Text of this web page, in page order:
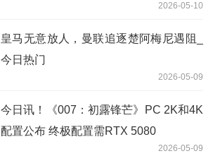
2026-05-10
皇马无意放人，曼联追逐楚阿梅尼遇阻_
今日热门
2026-05-09
今日讯！《007：初露锋芒》PC 2K和4K
配置公布 终极配置需RTX 5080
2026-05-09